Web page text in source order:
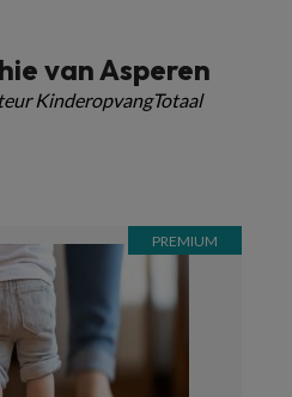
van Asperen
KinderopvangTotaal